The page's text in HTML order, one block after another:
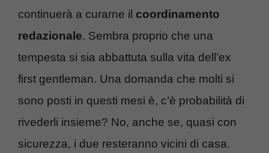
continuerà a curarne il coordinamento
redazionale. Sembra proprio che una
tempesta si sia abbattuta sulla vita dell’ex
first gentleman. Una domanda che molti si
sono posti in questi mesi è, c’è probabilità di
rivederli insieme? No, anche se, quasi con
sicurezza, i due resteranno vicini di casa.